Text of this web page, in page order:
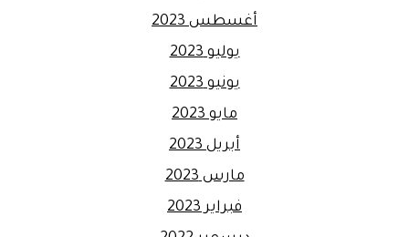
أغسطس 2023
يوليو 2023
يونيو 2023
مايو 2023
أبريل 2023
مارس 2023
فبراير 2023